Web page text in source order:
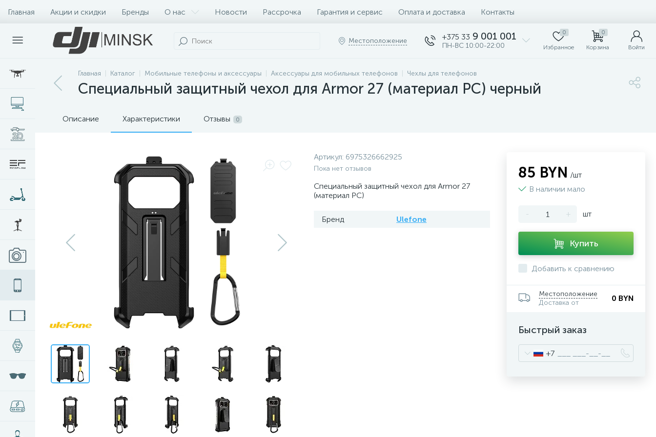
Главная Акции и скидки Бренды О нас Новости Рассрочка Гарантия и сервис Оплата и доставка Контакты
Местоположение +375 33 9 001 001
ПН-ВС 10:00-22:00
0
Избранное
0
Корзина Войти
Главная Каталог Мобильные телефоны и аксессуары Аксессуары для мобильных телефонов Чехлы для телефонов
Специальный защитный чехол для Armor 27 (материал PC) черный
Описание Характеристики Отзывы 0
Артикул: 6975326662925
Пока нет отзывов
Специальный защитный чехол для Armor 27
(материал PC)
Бренд Ulefone
85 BYN /шт
В наличии мало
- + шт
Купить
Добавить к сравнению
Местоположение
Доставка от
0 BYN
Быстрый заказ
+7